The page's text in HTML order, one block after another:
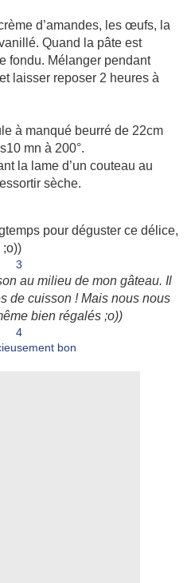
d’amandes, les œufs, la
Quand la pâte est
fondu. Mélanger pendant
laisser reposer 2 heures à
à manqué beurré de 22cm
mn à 200°.
la lame d’un couteau au
sèche.
pour déguster ce délice,
;o))
au milieu de mon gâteau. Il
de cuisson ! Mais nous nous
bien régalés ;o))